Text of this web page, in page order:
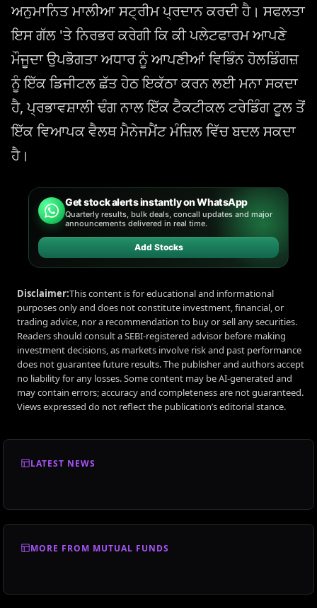
ਅਨੁਮਾਨਿਤ ਮਾਲੀਆ ਸਟ੍ਰੀਮ ਪ੍ਰਦਾਨ ਕਰਦੀ ਹੈ। ਸਫਲਤਾ
ਇਸ ਗੱਲ 'ਤੇ ਨਿਰਭਰ ਕਰੇਗੀ ਕਿ ਕੀ ਪਲੇਟਫਾਰਮ ਆਪਣੇ
ਮੌਜੂਦਾ ਉਪਭੋਗਤਾ ਅਧਾਰ ਨੂੰ ਆਪਣੀਆਂ ਵਿਭਿੰਨ ਹੋਲਡਿੰਗਜ਼
ਨੂੰ ਇੱਕ ਡਿਜੀਟਲ ਛੱਤ ਹੇਠ ਇਕੱਠਾ ਕਰਨ ਲਈ ਮਨਾ ਸਕਦਾ
ਹੈ, ਪ੍ਰਭਾਵਸ਼ਾਲੀ ਢੰਗ ਨਾਲ ਇੱਕ ਟੈਕਟੀਕਲ ਟਰੇਡਿੰਗ ਟੂਲ ਤੋਂ
ਇੱਕ ਵਿਆਪਕ ਵੈਲਥ ਮੈਨੇਜਮੈਂਟ ਮੰਜ਼ਿਲ ਵਿੱਚ ਬਦਲ ਸਕਦਾ
ਹੈ।
Get stock alerts instantly on WhatsApp
Quarterly results, bulk deals, concall updates and major
announcements delivered in real time.
Add Stocks
Disclaimer:This content is for educational and informational
purposes only and does not constitute investment, financial, or
trading advice, nor a recommendation to buy or sell any securities.
Readers should consult a SEBI-registered advisor before making
investment decisions, as markets involve risk and past performance
does not guarantee future results. The publisher and authors accept
no liability for any losses. Some content may be AI-generated and
may contain errors; accuracy and completeness are not guaranteed.
Views expressed do not reflect the publication’s editorial stance.
LATEST NEWS
MORE FROM MUTUAL FUNDS